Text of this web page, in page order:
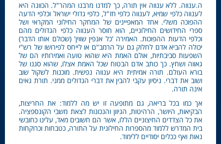
ה.ענווה. ללא ענווה אין תורה, כך למדנו מרבנו המהר"ל. הכוונה היא
לענווה כלפי שמיא, לענווה כלפי חז"ל, כלפי גדולי ישראל וכלפי הדעה
ההפוכה משלי. אחד המאפיינים של המחקר החילוני המקראי ושל
ספרי החידושים החילוניים, הוא חוסר הענווה כלפי הגדולים מהם
וכלפי הדעות ההפוכות. האמירה 'כל אנפין שווין' (שכולם אותו הדבר)
יכולה להביא אדם לחלוק גם על הרמב"ם או לייחס לפירושו של רש"י
השפעות סביבתיות, אולם האמת היא שהוא טועה ואמירותיו הם של
גאווה ושחץ. כך כותב אדם הבטוח שכל האמת אצלו, שהוא סגנו של
בורא העולם. תורה אמיתית היא ענווה נפשית. מוכנות לשקול שוב
ושוב את דברי. ניסיון עקבי להבין את דברי הגדולים ממני. תורת גאים
אינה תורה.
אך כמו בכל בריאה, גם מתופעה זו יש מה ללמוד: את החריצות,
הבקיאות, היושר, הרהיטות, הגיוון והנכונות לצאת משבי הקונספציה.
את כל הצדדים החיצוניים הללו, אשר הם חשובים מאד, עלינו כחובשי
בית המדרש ללמוד מהספרות החילונית על התורה, כטבחות וכרוקחות
נאות ואף ככלים יסודיים ללימוד.